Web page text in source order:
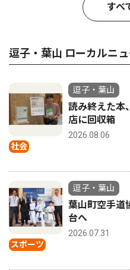
すべ
逗子・葉山 ローカルニ
社会
逗子・葉山
読み終えた
店に回収箱
2026.08.06
スポーツ
逗子・葉山
葉山町空手
台へ
2026.07.31